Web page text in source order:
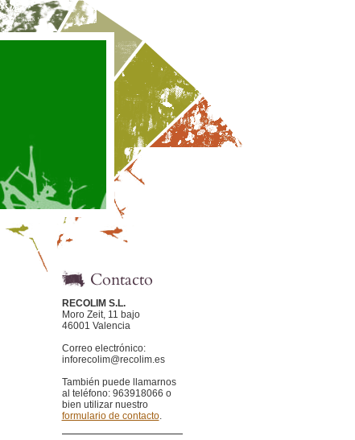
Contacto
RECOLIM S.L.
Moro Zeit, 11 bajo
46001 Valencia
Correo electrónico:
inforecolim@recolim.es
También puede llamarnos
al teléfono: 963918066 o
bien utilizar nuestro
formulario de contacto.